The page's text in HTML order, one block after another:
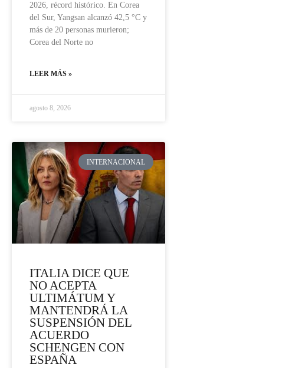
2026, récord histórico. En Corea
del Sur, Yangsan alcanzó 42,5 °C y
más de 20 personas murieron;
Corea del Norte no
LEER MÁS »
agosto 8, 2026
INTERNACIONAL
ITALIA DICE QUE
NO ACEPTA
ULTIMÁTUM Y
MANTENDRÁ LA
SUSPENSIÓN DEL
ACUERDO
SCHENGEN CON
ESPAÑA